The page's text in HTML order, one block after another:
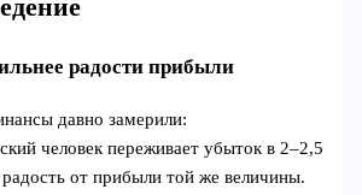
радости прибыли
давно замерили:
человек переживает убыток в 2–2,5
радость от прибыли той же величины.